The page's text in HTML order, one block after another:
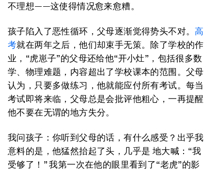
不理想——这使得情况愈来愈糟。
孩子陷入了恶性循环，父母逐渐觉得势头不对。高
考就在两年之后，他们却束手无策。除了学校的作
业，“虎崽子”的父母还给他“开小灶”，包括很多数
学、物理难题，内容超出了学校课本的范围。父母
认为，只要多做练习，他就能应付所有考试。每当
考试即将来临，父母总是会批评他粗心，一再提醒
他不要在无谓的地方失分。
我问孩子：你听到父母的话，有什么感受？出乎我
意料的是，他猛然抬起了头，几乎是 地大喊：“我
受够了！” 我第一次在他的眼里看到了“老虎”的影